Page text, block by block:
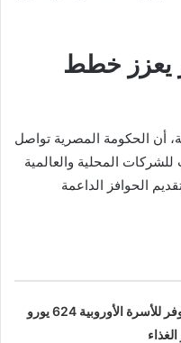
يعزز خطط
أن الحكومة المصرية تواصل
المحلية والعالمية
الحوافز الداعمة
الأطعمة المجمدة توفر للأسرة الأوروبية 624 يورو